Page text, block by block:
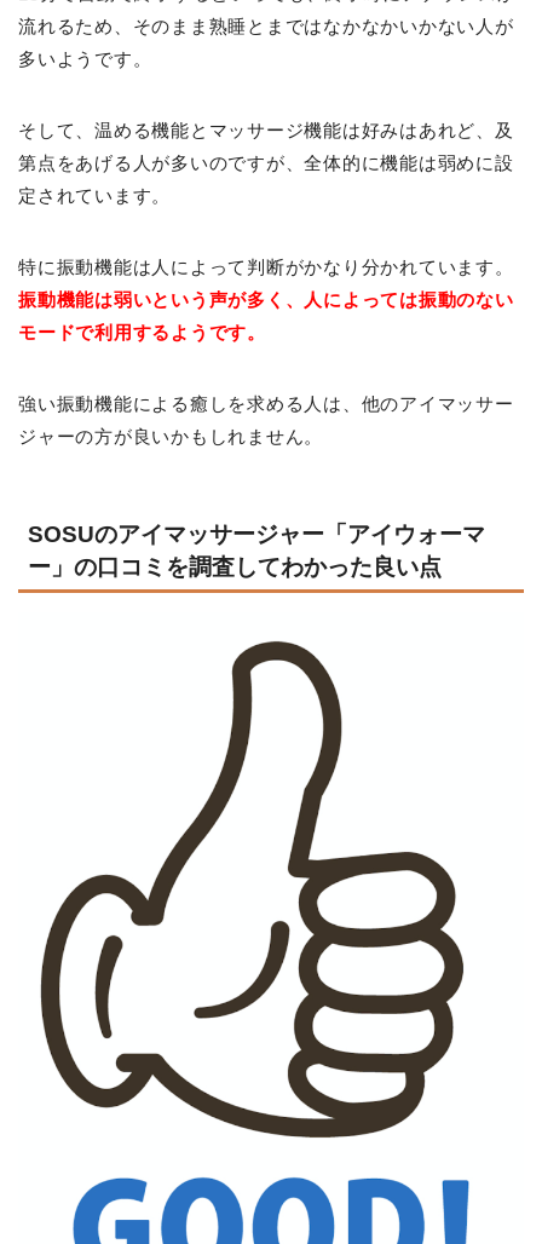
流れるため、そのまま熟睡とまではなかなかいかない人が
多いようです。
そして、温める機能とマッサージ機能は好みはあれど、及
第点をあげる人が多いのですが、全体的に機能は弱めに設
定されています。
特に振動機能は人によって判断がかなり分かれています。
振動機能は弱いという声が多く、人によっては振動のない
モードで利用するようです。
強い振動機能による癒しを求める人は、他のアイマッサー
ジャーの方が良いかもしれません。
SOSUのアイマッサージャー「アイウォーマ
ー」の口コミを調査してわかった良い点